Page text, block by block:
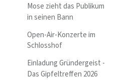
Mose zieht das Publikum
in seinen Bann
Open-Air-Konzerte im
Schlosshof
Einladung Gründergeist -
Das Gipfeltreffen 2026